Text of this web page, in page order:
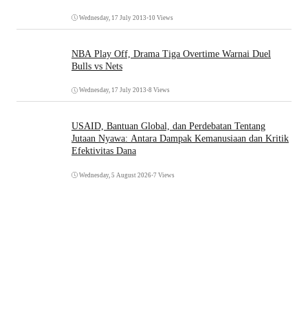
Wednesday, 17 July 2013 •10 Views
NBA Play Off, Drama Tiga Overtime Warnai Duel
Bulls vs Nets
Wednesday, 17 July 2013 •8 Views
USAID, Bantuan Global, dan Perdebatan Tentang
Jutaan Nyawa: Antara Dampak Kemanusiaan dan Kritik
Efektivitas Dana
Wednesday, 5 August 2026•7 Views